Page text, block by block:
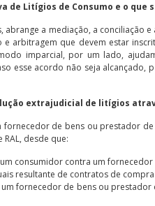
de Litígios de Consumo e o
abrange a mediação, a conciliação
arbitragem que devem estar
imparcial, por um lado,
esse acordo não seja
extrajudicial de litígios
fornecedor de bens ou prestador
desde que:
consumidor contra um
resultante de contratos de
fornecedor de bens ou